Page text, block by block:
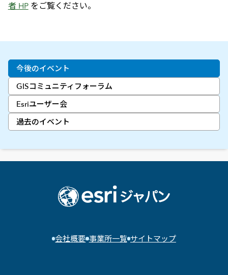
今後のイベント
GISコミュニティフォーラム
Esriユーザー会
過去のイベント
者 HPをご覧ください。
会社概要 事業所一覧 サイトマップ